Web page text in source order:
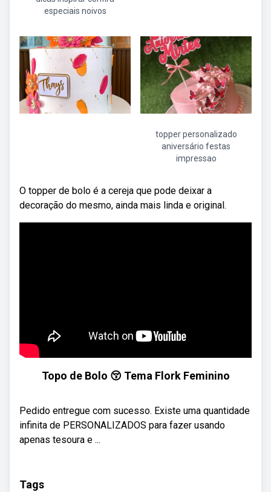
especiais noivos
topper personalizado
aniversário festas
impressao
O topper de bolo é a cereja que pode deixar a
decoração do mesmo, ainda mais linda e original.
Topo de Bolo 😚 Tema Flork Feminino
Pedido entregue com sucesso. Existe uma quantidade
infinita de PERSONALIZADOS para fazer usando
apenas tesoura e ...
Tags